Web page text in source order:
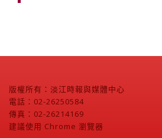
版權所有：淡江時報與媒體中心
電話：02-26250584
傳真：02-26214169
建議使用 Chrome 瀏覽器